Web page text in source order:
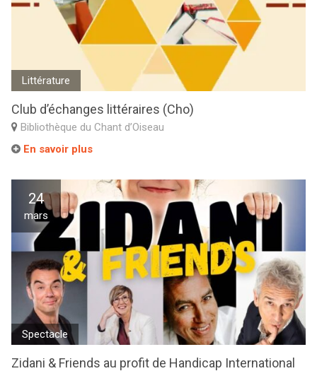
Littérature
Club d’échanges littéraires (Cho)
Bibliothèque du Chant d’Oiseau
En savoir plus
24
mars
Spectacle
Zidani & Friends au profit de Handicap International